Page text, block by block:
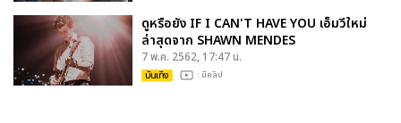
ดูหรือยัง IF I CAN'T HAVE YOU เอ็มวีใหม่
ล่าสุดจาก SHAWN MENDES
7 พ.ค. 2562, 17:47 น.
บันเทิง : มีคลิป